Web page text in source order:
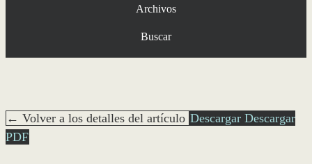
Archivos
Buscar
← Volver a los detalles del artículo Descargar Descargar
PDF